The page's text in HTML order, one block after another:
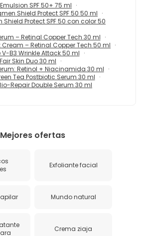
SPF 50+ 75 ml
Shield Protect SPF 50 50 ml
Shield Protect SPF 50 con color 50
– Retinal Copper Tech 30 ml
– Retinal Copper Tech 50 ml
B3 Wrinkle Attack 50 ml
Fair Skin Duo 30 ml
Retinol + Niacinamida 30 ml
Tea Postbiotic Serum 30 ml
Repair Double Serum 30 ml
Mejores ofertas
Exfoliante facial
Mundo natural
Crema ziaja